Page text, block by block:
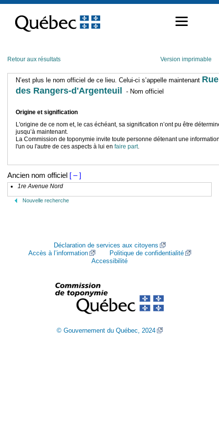
contenu
Retour aux résultats Version imprimable
N’est plus le nom officiel de ce lieu. Celui-ci s’appelle maintenant Rue
des Rangers-d'Argenteuil
- Nom officiel
Origine et signification
L'origine de ce nom et, le cas échéant, sa signification n’ont pu être
jusqu’à maintenant.
La Commission de toponymie invite toute personne détenant une
l'un ou l'autre de ces aspects à lui en faire part.
Ancien nom officiel [ – ]
1re Avenue Nord
Nouvelle recherche
Déclaration de services aux citoyens
Accès à l’information
Politique de confidentialité
Accessibilité
© Gouvernement du Québec, 2024